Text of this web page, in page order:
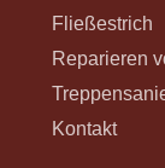
Fließestrich
Reparieren
Kontakt